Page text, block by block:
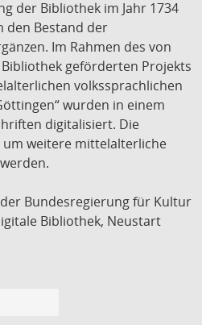
der Bibliothek im Jahr 1734
den Bestand der
Im Rahmen des von
geförderten Projekts
volkssprachlichen
wurden in einem
digitalisiert. Die
weitere mittelalterliche
Bundesregierung für Kultur
Bibliothek, Neustart